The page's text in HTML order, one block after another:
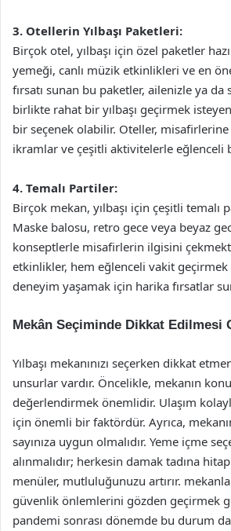
3. Otellerin Yılbaşı Paketleri:
Birçok otel, yılbaşı için özel paketler
yemeği, canlı müzik etkinlikleri ve en
fırsatı sunan bu paketler, ailenizle ya
birlikte rahat bir yılbaşı geçirmek
bir seçenek olabilir. Oteller, misafirlerine
ikramlar ve çeşitli aktivitelerle eğlenceli
4. Temalı Partiler:
Birçok mekan, yılbaşı için çeşitli temalı
Maske balosu, retro gece veya beyaz
konseptlerle misafirlerin ilgisini
etkinlikler, hem eğlenceli vakit geçirmek
deneyim yaşamak için harika fırsatlar
Mekân Seçiminde Dikkat Edilmesi
Yılbaşı mekanınızı seçerken dikkat
unsurlar vardır. Öncelikle, mekanın
değerlendirmek önemlidir. Ulaşım
için önemli bir faktördür. Ayrıca,
sayınıza uygun olmalıdır. Yeme içme
alınmalıdır; herkesin damak tadına
menüler, mutluluğunuzu artırır.
güvenlik önlemlerini gözden geçirmek
pandemi sonrası dönemde bu durum